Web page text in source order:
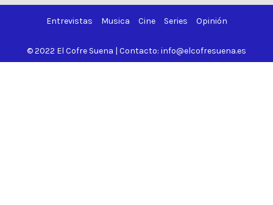
Entrevistas Musica Cine Series Opinión
© 2022 El Cofre Suena | Contacto: info@elcofresuena.es